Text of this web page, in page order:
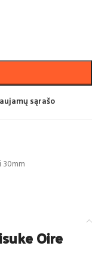
sąrašo
30mm
Oire